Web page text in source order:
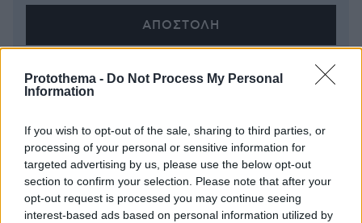
Protothema - Do Not Process My Personal
Information
If you wish to opt-out of the sale, sharing to third parties, or
processing of your personal or sensitive information for
targeted advertising by us, please use the below opt-out
section to confirm your selection. Please note that after your
opt-out request is processed you may continue seeing
interest-based ads based on personal information utilized by
* Υποχρεωτικά πεδία
ΡΟΗ ΕΙΔΗΣΕΩΝ
Ειδήσεις Δημοφιλή Σχολιασμένα